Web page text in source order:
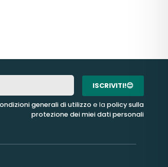
ISCRIVITI!😊
generali di utilizzoe la policy sulla
protezione dei miei dati personali